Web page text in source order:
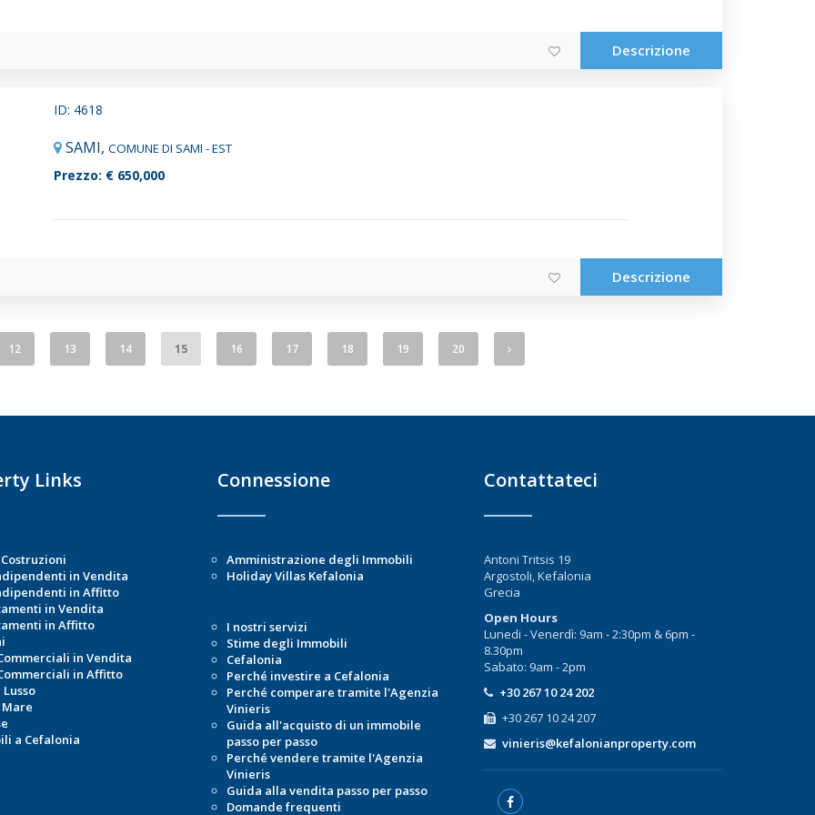
Descrizione
ID: 4618
SAMI, COMUNE DI SAMI - EST
Prezzo: € 650,000
Descrizione
12 13 14 15 16 17 18 19 20
Links
in Vendita
in Affitto
in Vendita
in Affitto
in Vendita
in Affitto
a Cefalonia
Connessione
Amministrazione degli Immobili
Holiday Villas Kefalonia
I nostri servizi
Stime degli Immobili
Cefalonia
Perché investire a Cefalonia
Perché comperare tramite l'Agenzia
Vinieris
Guida all'acquisto di un immobile
passo per passo
Perché vendere tramite l'Agenzia
Vinieris
Guida alla vendita passo per passo
Domande frequenti
Contattateci
Antoni Tritsis 19
Argostoli, Kefalonia
Grecia
Open Hours
Lunedi - Venerdì: 9am - 2:30pm & 6pm -
8.30pm
Sabato: 9am - 2pm
+30 267 10 24 202
+30 267 10 24 207
vinieris@kefalonianproperty.com